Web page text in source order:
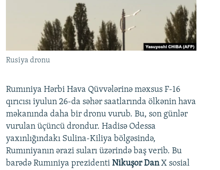
Rusiya dronu
Rumıniya Hərbi Hava Qüvvələrinə məxsus F-16
qırıcısı iyulun 26-da səhər saatlarında ölkənin hava
məkanında daha bir dronu vurub. Bu, son günlər
vurulan üçüncü drondur. Hadisə Odessa
yaxınlığındakı Sulina-Kiliya bölgəsində,
Rumıniyanın ərazi suları üzərində baş verib. Bu
barədə Rumıniya prezidenti Nikuşor DanX sosial